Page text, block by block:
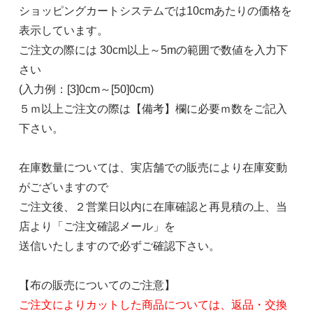
ショッピングカートシステムでは10cmあたりの価格を
表示しています。
ご注文の際には 30cm以上～5mの範囲で数値を入力下
さい
(入力例：[3]0cm～[50]0cm)
５ｍ以上ご注文の際は【備考】欄に必要ｍ数をご記入
下さい。
在庫数量については、実店舗での販売により在庫変動
がございますので
ご注文後、２営業日以内に在庫確認と再見積の上、当
店より「ご注文確認メール」を
送信いたしますので必ずご確認下さい。
【布の販売についてのご注意】
ご注文によりカットした商品については、返品・交換